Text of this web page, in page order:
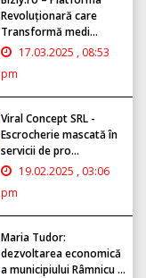
Revoluționară care
Transformă medi...
17.03.2025 , 08:53
pm
Viral Concept SRL -
Escrocherie mascată în
servicii de pro...
19.02.2025 , 03:06
pm
Maria Tudor:
dezvoltarea economică
a municipiului Râmnicu ...